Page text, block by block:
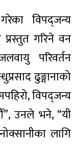
विपद्जन्य
गरिने वन
परिवर्तन
ढुङ्गानाको
विपद्जन्य
उनले भने, “यी
लागि